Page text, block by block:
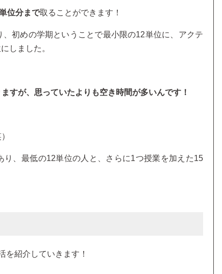
位分まで取ることができます！
初めの学期ということで最小限の12単位に、アクテ
しました。
すが、思っていたよりも空き時間が多いんです！
り、最低の12単位の人と、さらに1つ授業を加えた15
を紹介していきます！